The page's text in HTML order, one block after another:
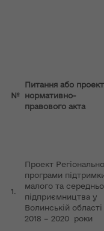
№
Питання або проект
нормативно-
правового акта
1.
Проект
програми
малого та
підприємництва у
Волинській області
2018 – 2020 роки